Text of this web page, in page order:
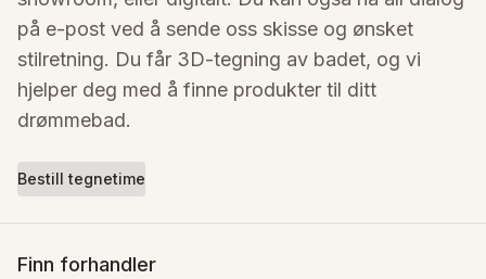
på e-post ved å sende oss skisse og ønsket
stilretning. Du får 3D-tegning av badet, og vi
hjelper deg med å finne produkter til ditt
drømmebad.
Bestill tegnetime
Finn forhandler